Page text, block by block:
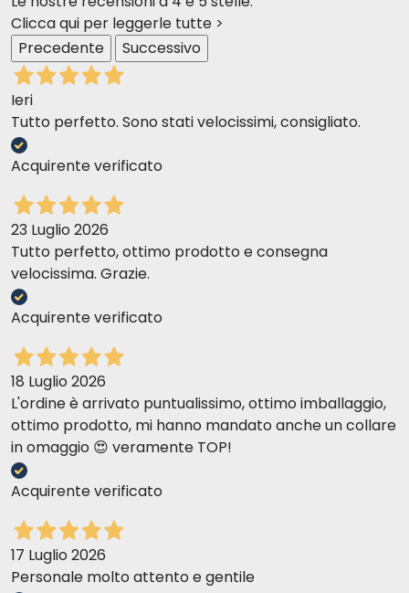
Clicca qui per leggerle tutte >
Precedente
Successivo
Ieri
Tutto perfetto. Sono stati velocissimi, consigliato.
Acquirente verificato
23 Luglio 2026
Tutto perfetto, ottimo prodotto e consegna
velocissima. Grazie.
Acquirente verificato
18 Luglio 2026
L'ordine è arrivato puntualissimo, ottimo imballaggio,
ottimo prodotto, mi hanno mandato anche un collare
in omaggio 😍 veramente TOP!
Acquirente verificato
17 Luglio 2026
Personale molto attento e gentile